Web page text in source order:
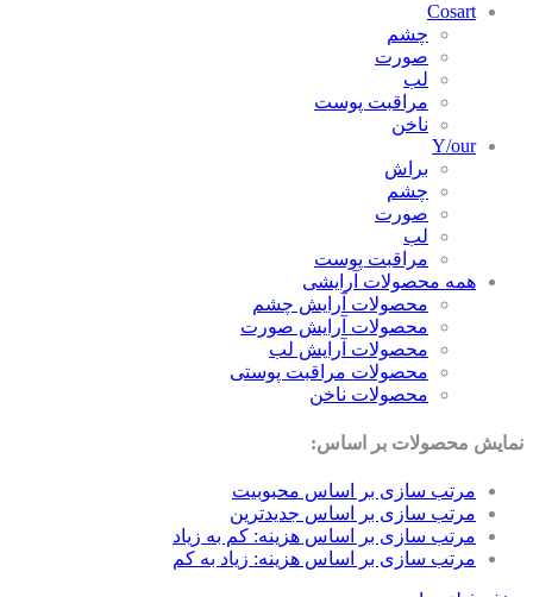
Cosart
چشم
صورت
لب
مراقبت پوست
ناخن
Y/our
براش
چشم
صورت
لب
مراقبت پوست
همه محصولات آرایشی
محصولات آرایش چشم
محصولات آرایش صورت
محصولات آرایش لب
محصولات مراقبت پوستی
محصولات ناخن
نمایش محصولات بر اساس:
مرتب سازی بر اساس محبوبیت
مرتب سازی بر اساس جدیدترین
مرتب سازی بر اساس هزینه: کم به زیاد
مرتب سازی بر اساس هزینه: زیاد به کم